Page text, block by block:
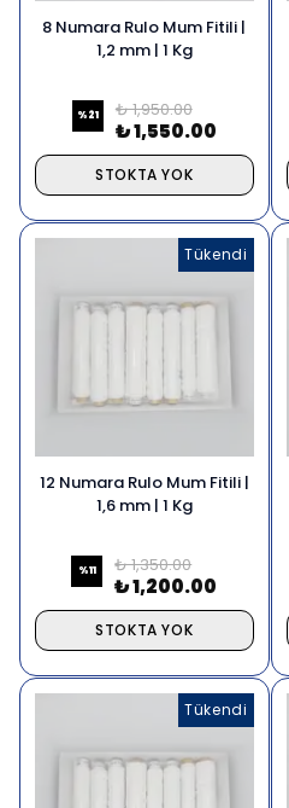
8 Numara Rulo Mum Fitili |
1,2 mm | 1 Kg
%21 ₺ 1,950.00
₺ 1,550.00
STOKTA YOK
Tükendi
12 Numara Rulo Mum Fitili |
1,6 mm | 1 Kg
%11 ₺ 1,350.00
₺ 1,200.00
STOKTA YOK
Tükendi